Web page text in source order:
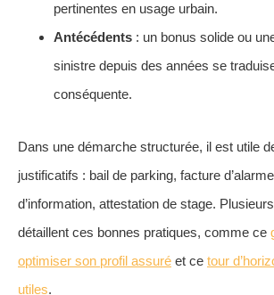
pertinentes en usage urbain.
Antécédents : un bonus solide ou
sinistre depuis des années se
conséquente.
Dans une démarche structurée, il est utile
justificatifs : bail de parking, facture
d’information, attestation de stage.
détaillent ces bonnes pratiques, comme ce
optimiser son profil assuré et ce tour
utiles.